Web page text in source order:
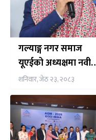
गल्याङ्ग नगर समाज
यूएईको अध्यक्षमा नवीन
न्यौपाने निर्विरोध निर्वाचित
शनिवार, जेठ २३, २०८३